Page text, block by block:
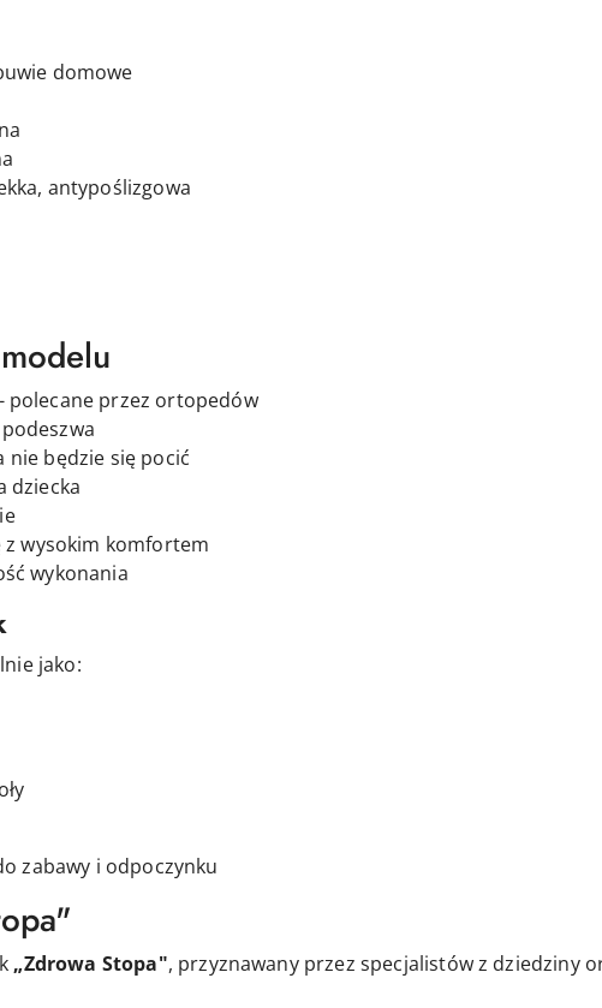
domowe
antypoślizgowa
- polecane przez ortopedów
nie będzie się pocić
dziecka
z wysokim komfortem
wykonania
jako:
zabawy i odpoczynku
„Zdrowa Stopa", przyznawany przez specjalistów z dziedziny